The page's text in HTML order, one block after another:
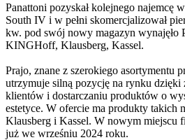
Panattoni pozyskał kolejnego najemcę
South IV i w pełni skomercjalizował
kw. pod swój nowy magazyn wynajęło
KINGHoff, Klausberg, Kassel.
Prajo, znane z szerokiego asortymentu
utrzymuje silną pozycję na rynku dzięki
klientów i dostarczaniu produktów o
estetyce. W ofercie ma produkty
Klausberg i Kassel. W nowym miejscu
już we wrześniu 2024 roku.